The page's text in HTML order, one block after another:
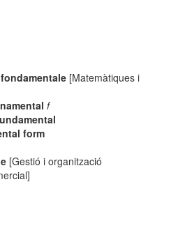
[Matemàtiques i
f
form
[Gestió i organització